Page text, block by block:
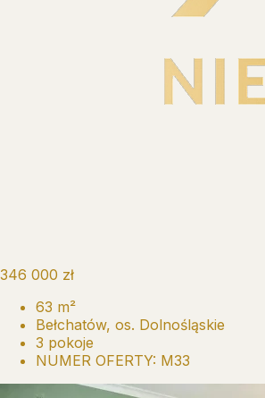
346 000 zł
63 m²
Bełchatów, os. Dolnośląskie
3 pokoje
NUMER OFERTY: M33